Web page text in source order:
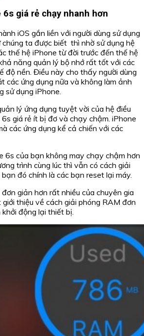
6s giá rẻ chạy nhanh hơn
iOS gắn liền với người dùng sử dụng
chúng ta được biết thì nhờ sử dụng hệ
thế hệ iPhone từ đời trước đến thế hệ
năng quản lý bộ nhớ rất tốt với các
độ nền. Điều này cho thấy người dùng
các ứng dụng nữa và không làm ảnh
sử dụng iPhone.
lý ứng dụng tuyệt vời của hệ điều
giá rẻ ít bị đơ và chạy chậm. iPhone
các ứng dụng kể cả chiến với các
6s của bạn không may chạy chậm hơn
trình cùng lúc thì vẫn có cách giải
đó chính là các bạn reset lại máy.
giản hơn rất nhiều của chuyên gia
thiệu về cách giải phóng RAM đơn
động lại thiết bị.